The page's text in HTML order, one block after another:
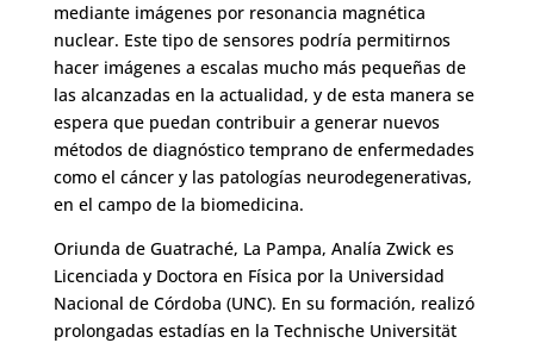
mediante imágenes por resonancia magnética
nuclear. Este tipo de sensores podría permitirnos
hacer imágenes a escalas mucho más pequeñas de
las alcanzadas en la actualidad, y de esta manera se
espera que puedan contribuir a generar nuevos
métodos de diagnóstico temprano de enfermedades
como el cáncer y las patologías neurodegenerativas,
en el campo de la biomedicina.
Oriunda de Guatraché, La Pampa, Analía Zwick es
Licenciada y Doctora en Física por la Universidad
Nacional de Córdoba (UNC). En su formación, realizó
prolongadas estadías en la Technische Universität